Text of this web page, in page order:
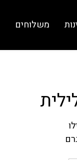
משלוחים